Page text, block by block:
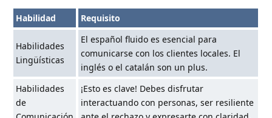
Habilidad Requisito
Habilidades
Lingüísticas
El español fluido es esencial para
comunicarse con los clientes locales. El
inglés o el catalán son un plus.
Habilidades
de
¡Esto es clave! Debes disfrutar
interactuando con personas, ser resiliente